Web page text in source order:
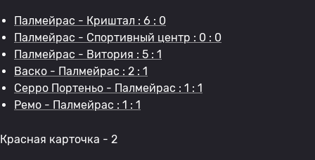
Палмейрас - Криштал : 6 : 0
Палмейрас - Спортивный центр : 0 : 0
Палмейрас - Витория : 5 : 1
Васко - Палмейрас : 2 : 1
Серро Портеньо - Палмейрас : 1 : 1
Ремо - Палмейрас : 1 : 1
Красная карточка - 2